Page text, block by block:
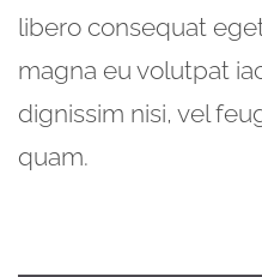
libero consequat
magna eu volutpat
dignissim nisi, vel
quam.